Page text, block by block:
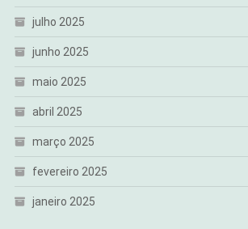
julho 2025
junho 2025
maio 2025
abril 2025
março 2025
fevereiro 2025
janeiro 2025